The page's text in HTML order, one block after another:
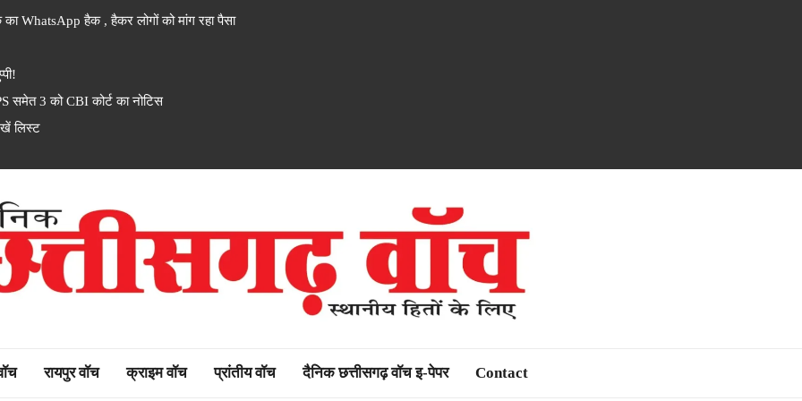
WhatsApp हैक , हैकर लोगों को मांग रहा पैसा
समेत 3 को CBI कोर्ट का नोटिस
लिस्ट
watch
रायपुर वॉच क्राइम वॉच प्रांतीय वॉच दैनिक छत्तीसगढ़ वॉच इ-पेपर Contact